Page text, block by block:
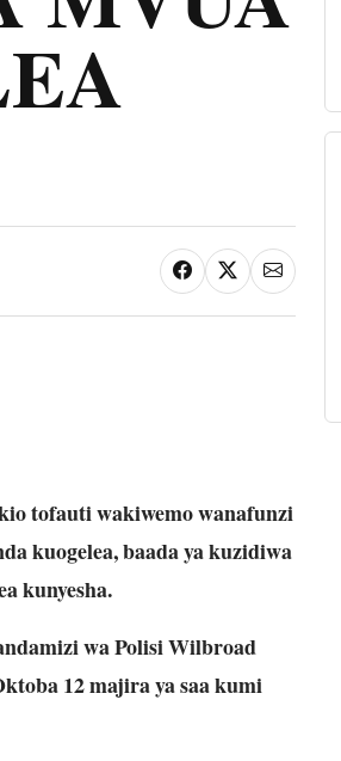
tofauti wakiwemo wanafunzi
kuogelea, baada ya kuzidiwa
kunyesha.
wa Polisi Wilbroad
12 majira ya saa kumi